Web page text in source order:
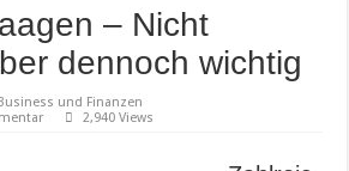
Damen und Herren
und beliebt
bei Groß und Klein
Kauf achten
– Nicht
dennoch wichtig
Business und Finanzen
2,940 Views